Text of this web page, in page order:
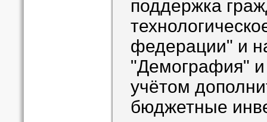
поддержка
федерации" и
"Демография"
учётом
бюджетные